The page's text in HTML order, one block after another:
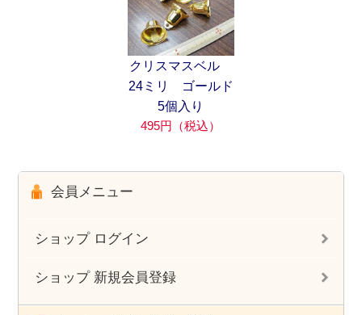
クリスマスベル
24ミリ ゴールド
5個入り
495円（税込）
会員メニュー
ショップ ログイン
ショップ 新規会員登録